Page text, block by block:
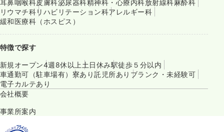
耳鼻咽喉科皮膚科泌尿器科精神科・心療内科放射線科麻酔科
リウマチ科リハビリテーション科アレルギー科
緩和医療科（ホスピス）
特徴で探す
新規オープン4週8休以上土日休み駅徒歩５分以内
車通勤可（駐車場有） 寮あり託児所あり ブランク・未経験可
電子カルテあり
会社概要
事業所案内